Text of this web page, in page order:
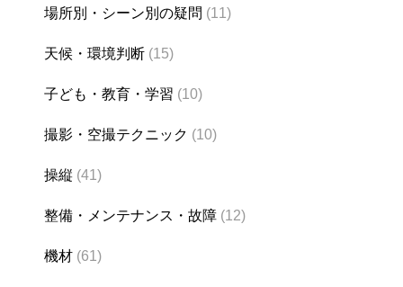
場所別・シーン別の疑問 (11)
天候・環境判断 (15)
子ども・教育・学習 (10)
撮影・空撮テクニック (10)
操縦 (41)
整備・メンテナンス・故障 (12)
機材 (61)